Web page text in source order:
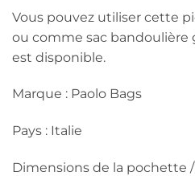
Vous pouvez utiliser cette
ou comme sac bandoulière
est disponible.
Marque : Paolo Bags
Pays : Italie
Dimensions de la pochette